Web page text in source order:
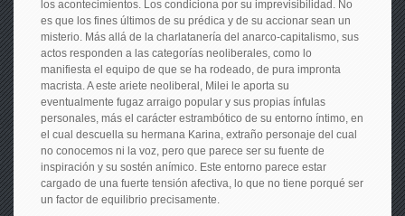
los acontecimientos. Los condiciona por su imprevisibilidad. No
es que los fines últimos de su prédica y de su accionar sean un
misterio. Más allá de la charlatanería del anarco-capitalismo, sus
actos responden a las categorías neoliberales, como lo
manifiesta el equipo de que se ha rodeado, de pura impronta
macrista. A este ariete neoliberal, Milei le aporta su
eventualmente fugaz arraigo popular y sus propias ínfulas
personales, más el carácter estrambótico de su entorno íntimo, en
el cual descuella su hermana Karina, extraño personaje del cual
no conocemos ni la voz, pero que parece ser su fuente de
inspiración y su sostén anímico. Este entorno parece estar
cargado de una fuerte tensión afectiva, lo que no tiene porqué ser
un factor de equilibrio precisamente.